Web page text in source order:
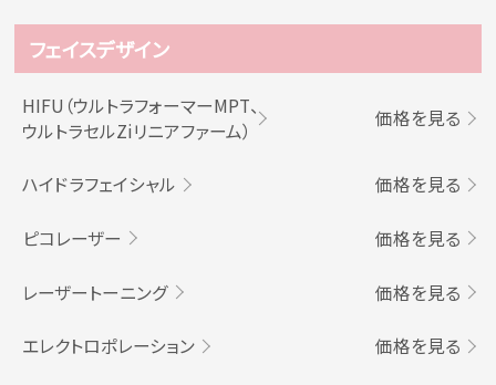
フェイスデザイン
HIFU（ウルトラフォーマーMPT、
ウルトラセルZiリニアファーム）
価格を見る
ハイドラフェイシャル 価格を見る
ピコレーザー 価格を見る
レーザートーニング 価格を見る
エレクトロポレーション 価格を見る